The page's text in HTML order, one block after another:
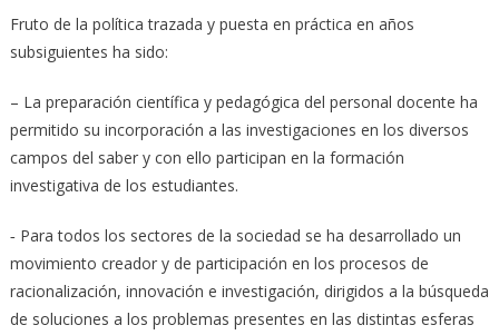
Fruto de la política trazada y puesta en práctica en años
subsiguientes ha sido:
– La preparación científica y pedagógica del personal docente ha
permitido su incorporación a las investigaciones en los diversos
campos del saber y con ello participan en la formación
investigativa de los estudiantes.
‑ Para todos los sectores de la sociedad se ha desarrollado un
movimiento creador y de participación en los procesos de
racionalización, innovación e investigación, dirigidos a la búsqueda
de soluciones a los problemas presentes en las distintas esferas